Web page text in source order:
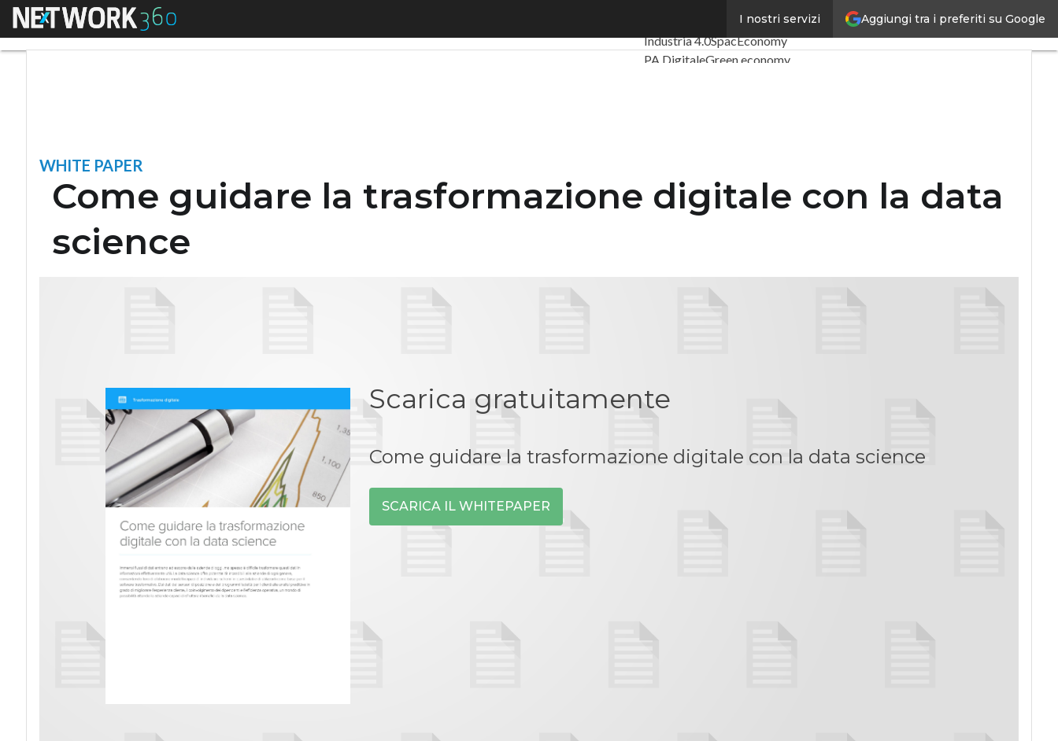
Aggiungi tra i preferiti su Google
I nostri servizi
Menu
Digital EconomyTelco
Industria 4.0SpacEconomy
PA DigitaleGreen economy
WHITE PAPER
Come guidare la trasformazione digitale con la data
science
Scarica gratuitamente
Come guidare la trasformazione digitale con la data science
SCARICA IL WHITEPAPER